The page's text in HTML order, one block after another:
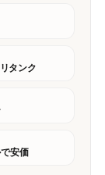
タンク
安価